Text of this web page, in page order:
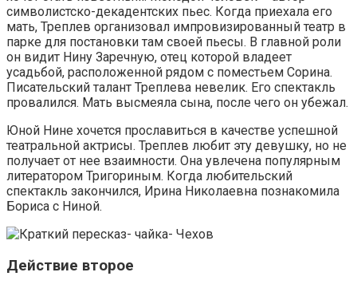
символистско-декадентских пьес. Когда приехала его
мать, Треплев организовал импровизированный театр в
парке для постановки там своей пьесы. В главной роли
он видит Нину Заречную, отец которой владеет
усадьбой, расположенной рядом с поместьем Сорина.
Писательский талант Треплева невелик. Его спектакль
провалился. Мать высмеяла сына, после чего он убежал.
Юной Нине хочется прославиться в качестве успешной
театральной актрисы. Треплев любит эту девушку, но не
получает от нее взаимности. Она увлечена популярным
литератором Тригориным. Когда любительский
спектакль закончился, Ирина Николаевна познакомила
Бориса с Ниной.
Действие второе